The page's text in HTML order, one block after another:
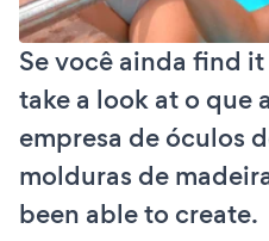
Se você ainda find
take a look at o que
empresa de óculos
molduras de
been able to create.